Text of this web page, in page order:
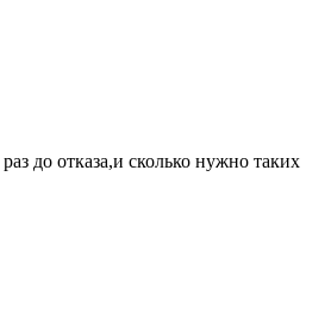
до отказа,и сколько нужно таких